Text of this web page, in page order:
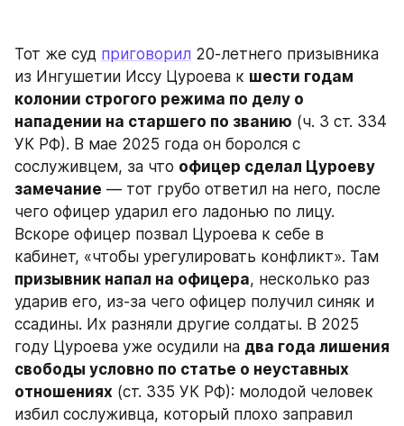
Тот же суд приговорил 20-летнего призывника
из Ингушетии Иссу Цуроева к шести годам
колонии строгого режима по делу о
нападении на старшего по званию (ч. 3 ст. 334
УК РФ). В мае 2025 года он боролся с
сослуживцем, за что офицер сделал Цуроеву
замечание — тот грубо ответил на него, после
чего офицер ударил его ладонью по лицу.
Вскоре офицер позвал Цуроева к себе в
призывник напал на офицера, несколько раз
ударив его, из-за чего офицер получил синяк и
ссадины. Их разняли другие солдаты. В 2025
году Цуроева уже осудили на два года лишения
свободы условно по статье о неуставных
отношениях (ст. 335 УК РФ): молодой человек
избил сослуживца, который плохо заправил